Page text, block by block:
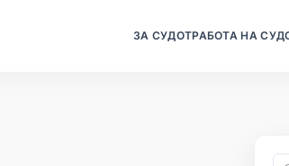
ЗА СУДОТРАБОТА НА